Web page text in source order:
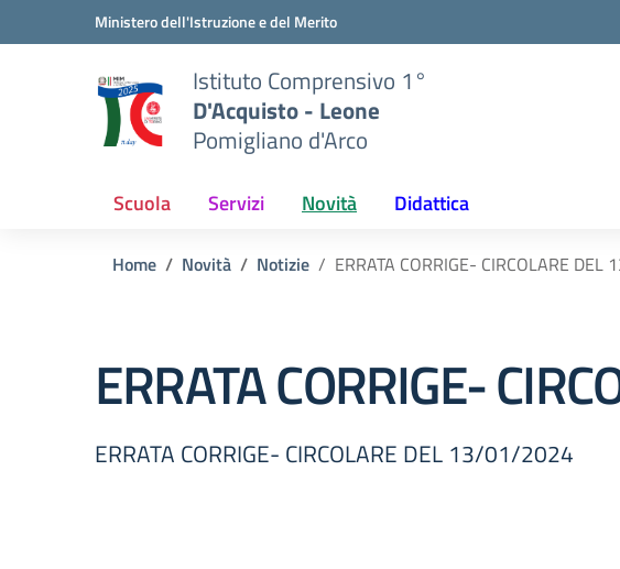
Vai ai contenuti
Vai al menu di navigazioneMinistero dell'Istruzione e del Merito
Istituto Comprensivo 1°
D'Acquisto - Leone
Pomigliano d'Arco
Scuola Servizi Novità Didattica
Home Novità Notizie ERRATA CORRIGE- CIRCOLARE
ERRATA CORRIGE-
ERRATA CORRIGE- CIRCOLARE DEL 13/01/2024